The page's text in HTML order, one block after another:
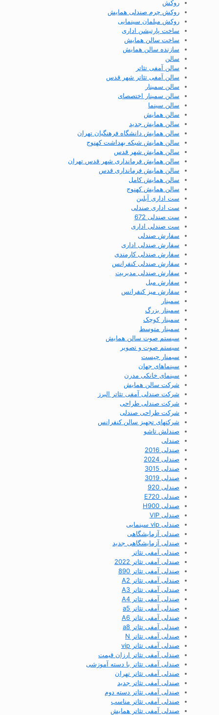
روکش
روکش چرم صندلی همایش
روکش مبلمان سینمایی
ساخت پارتیشن اداری
ساخت سالن همایش
سازنده سالن همایش
سالن
سالن آمفی تئاتر
سالن آمفی تئاتر شهر قدس
سالن سمینار
سالن سمینار اختصصای
سالن سینما
سالن همایش
سالن همایش جدید
سالن همایش دانشگاه فرهنگیان تهران
سالن همایش شبکه بهداشت کهنوج
سالن همایش شهر قدس
سالن همایش فرمانداری شهر قدس تهران
سالن همایش فرمانداری قدس
سالن همایش کامل
سالن همایش کهنوج
ست اداری آیلین
ست اداری صندلی
ست صندلی 672
ست صندلی اداری
سفارش صندلی
سفارش صندلی اداری
سفارش صندلی کارمندی
سفارش صندلی کنفرانس
سفارش صندلی مدیریت
سفارش مبل
سفارش میز کنفرانس
سمینار
سمینار بزرگ
سمینار کوچک
سمینار متوسط
سیستم صوت سالن همایش
سیستم صوت و تصویر
سیمنار چیست
سینماهای جهان
سینمای خانکی مدرن
شرکت سالن همایش
شرکت صندلی آمفی تئاتر البرز
شرکت صندلی طراحی
شرکت طراحی صندلی
شرکتهای تجهیز سالن کنفرانس
صندلش تاشو
صندلی
صندلی 2016
صندلی 2024
صندلی 3015
صندلی 3019
صندلی 920
صندلی E720
صندلی H900
صندلی VIP
صندلی vip سینمایی
صندلی آزمایشگاهی
صندلی آزمایشگاهی جدید
صندلی آمفی تئاتر
صندلی آمفی تئاتر 2022
صندلی آمفی تئاتر 890
صندلی آمفی تئاتر A2
صندلی آمفی تئاتر A3
صندلی آمفی تئاتر A4
صندلی آمفی تئاتر a5
صندلی آمفی تئاتر A6
صندلی آمفی تئاتر a8
صندلی آمفی تئاتر N
صندلی آمفی تئاتر vip
صندلی آمفی تئاتر ارزان قیمت
صندلی آمفی تئاتر با دسته آموزشی
صندلی آمفی تئاتر تهران
صندلی آمفی تئاتر جدید
صندلی آمفی تئاتر دسته دوم
صندلی آمفی تئاتر مناسب
صندلی آمفی تئاتر همایش